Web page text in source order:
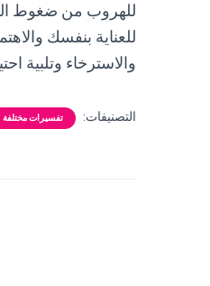
للهروب من ضغوط
للعناية بنفسك
والاسترخاء وتلبية
التصنيفات: تفسيرات مختلفة